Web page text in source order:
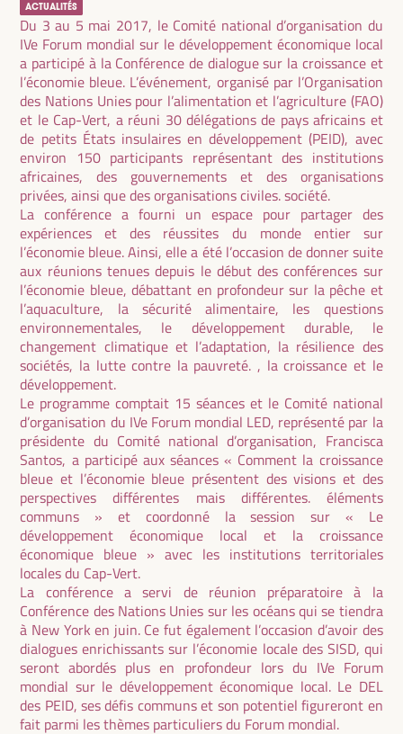
ACTUALITÉS
Du 3 au 5 mai 2017, le Comité national d’organisation du
IVe Forum mondial sur le développement économique local
a participé à la Conférence de dialogue sur la croissance et
l’économie bleue. L’événement, organisé par l’Organisation
des Nations Unies pour l’alimentation et l’agriculture (FAO)
et le Cap-Vert, a réuni 30 délégations de pays africains et
de petits États insulaires en développement (PEID), avec
environ 150 participants représentant des institutions
africaines, des gouvernements et des organisations
privées, ainsi que des organisations civiles. société.
La conférence a fourni un espace pour partager des
expériences et des réussites du monde entier sur
l’économie bleue. Ainsi, elle a été l’occasion de donner suite
aux réunions tenues depuis le début des conférences sur
l’économie bleue, débattant en profondeur sur la pêche et
l’aquaculture, la sécurité alimentaire, les questions
environnementales, le développement durable, le
changement climatique et l’adaptation, la résilience des
sociétés, la lutte contre la pauvreté. , la croissance et le
développement.
Le programme comptait 15 séances et le Comité national
d’organisation du IVe Forum mondial LED, représenté par la
présidente du Comité national d’organisation, Francisca
Santos, a participé aux séances « Comment la croissance
bleue et l’économie bleue présentent des visions et des
perspectives différentes mais différentes. éléments
communs » et coordonné la session sur « Le
développement économique local et la croissance
économique bleue » avec les institutions territoriales
locales du Cap-Vert.
La conférence a servi de réunion préparatoire à la
Conférence des Nations Unies sur les océans qui se tiendra
à New York en juin. Ce fut également l’occasion d’avoir des
dialogues enrichissants sur l’économie locale des SISD, qui
seront abordés plus en profondeur lors du IVe Forum
mondial sur le développement économique local. Le DEL
des PEID, ses défis communs et son potentiel figureront en
fait parmi les thèmes particuliers du Forum mondial.